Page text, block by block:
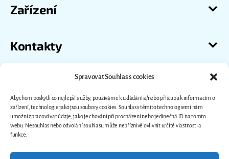
Spravovat Souhlas s cookies
Abychom poskytli co nejlepší služby, používáme k ukládání a/nebo přístupu k informacím o
zařízení, technologie jako jsou soubory cookies. Souhlas s těmito technologiemi nám
umožní zpracovávat údaje, jako je chování při procházení nebo jedinečná ID na tomto
webu. Nesouhlas nebo odvolání souhlasu může nepříznivě ovlivnit určité vlastnosti a
funkce.
Zařízení
Kontakty